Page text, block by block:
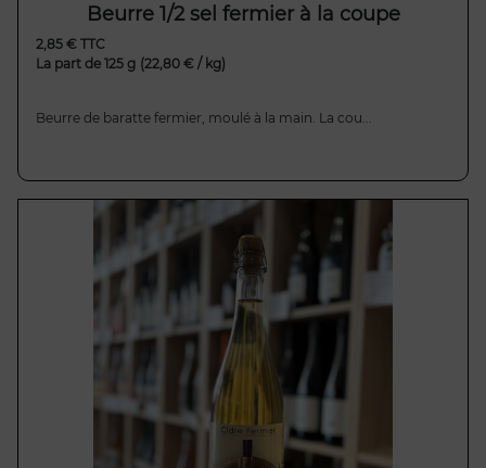
Beurre 1/2 sel fermier à la coupe
2,85 € TTC
La part de 125 g (22,80 € / kg)
Beurre de baratte fermier, moulé à la main. La cou...